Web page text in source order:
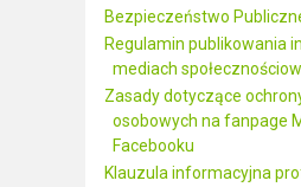
Bezpieczeństwo
Regulamin publikowania
mediach
Zasady dotyczące
osobowych na fanpage
Facebooku
Klauzula informacyjna